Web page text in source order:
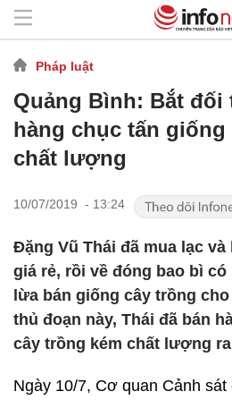
Pháp luật
Quảng Bình: Bắt
hàng chục tấn giống
chất lượng
10/07/2019 - 13:24
Đặng Vũ Thái đã mua lạc và
giá rẻ, rồi về đóng bao bì
lừa bán giống cây trồng
thủ đoạn này, Thái đã bán
cây trồng kém chất lượng
Ngày 10/7, Cơ quan Cảnh sát